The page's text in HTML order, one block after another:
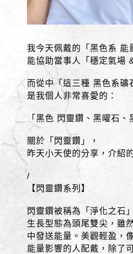
我今天佩戴的「黑色系 能
能協助當事人「穩定氣場
而從中「這三種 黑色系礦
是我個人非常喜愛的：
「黑色 閃靈鑽、黑曜石、
關於「閃靈鑽」，
昨天小天使的分享，介紹
/
【閃靈鑽系列】
閃靈鑽被稱為「淨化之石
生長型態為頭尾雙尖，雖
中發送能量。美觀輕盈，
能量影響的人配戴，除了